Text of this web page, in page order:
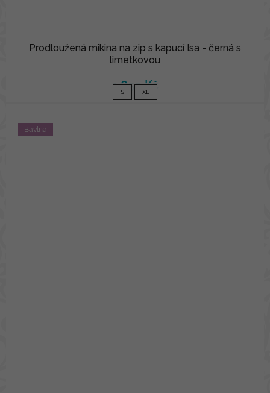
Prodloužená mikina na zip s kapucí Isa - černá s
limetkovou
1 850 Kč
S XL
Bavlna